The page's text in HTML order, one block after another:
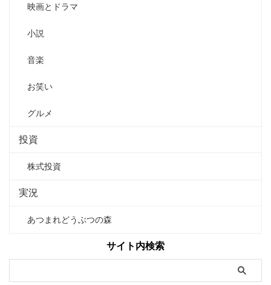
映画とドラマ
小説
音楽
お笑い
グルメ
投資
株式投資
実況
あつまれどうぶつの森
サイト内検索